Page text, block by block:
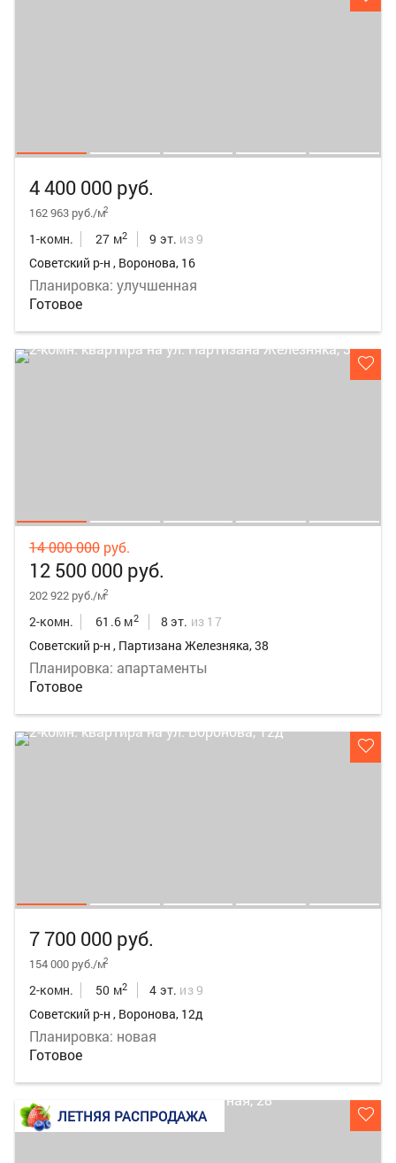
4 400 000 руб.
162 963 руб./м2
1-комн. 27 м2 9 эт. из 9
Советский р-н , Воронова, 16
Планировка: улучшенная
Готовое
14 000 000 руб.
12 500 000 руб.
202 922 руб./м2
2-комн. 61.6 м2 8 эт. из 17
Советский р-н , Партизана Железняка, 38
Планировка: апартаменты
Готовое
7 700 000 руб.
154 000 руб./м2
2-комн. 50 м2 4 эт. из 9
Советский р-н , Воронова, 12д
Планировка: новая
Готовое
ЛЕТНЯЯ РАСПРОДАЖА